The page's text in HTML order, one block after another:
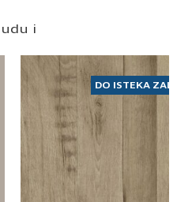
i
DO ISTEKA